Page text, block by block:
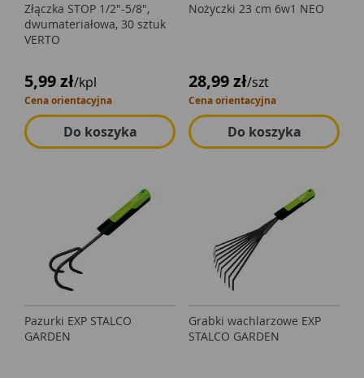
Złączka STOP 1/2"-5/8",
dwumateriałowa, 30 sztuk
VERTO
5,99 zł/kpl
Cena orientacyjna
Do koszyka
Nożyczki 23 cm 6w1 NEO
28,99 zł/szt
Cena orientacyjna
Do koszyka
Pazurki EXP STALCO
GARDEN
Grabki wachlarzowe EXP
STALCO GARDEN